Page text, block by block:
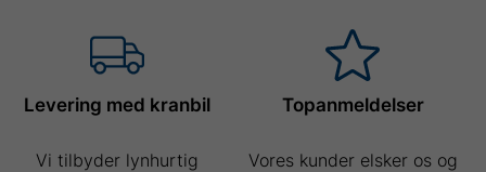
Levering med kranbil
Vi tilbyder lynhurtig
Topanmeldelser
Vores kunder elsker os og